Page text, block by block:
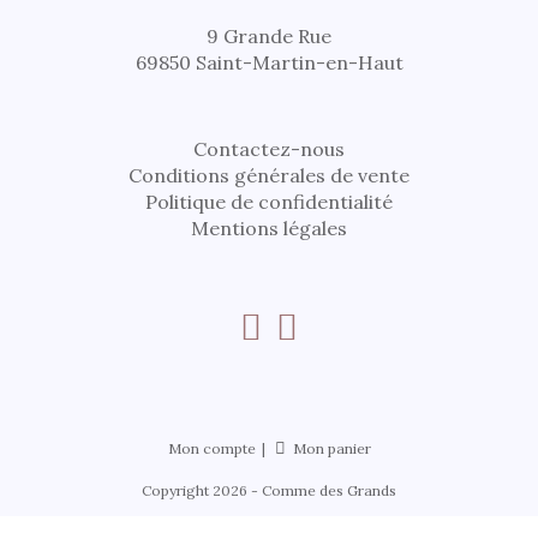
9 Grande Rue
69850 Saint-Martin-en-Haut
Contactez-nous
Conditions générales de vente
Politique de confidentialité
Mentions légales
Mon compte Mon panier
Copyright 2026 - Comme des Grands